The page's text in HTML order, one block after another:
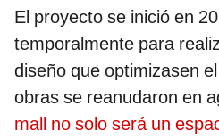
El proyecto se inició en
temporalmente para
diseño que optimizasen
obras se reanudaron en
mall no solo será un